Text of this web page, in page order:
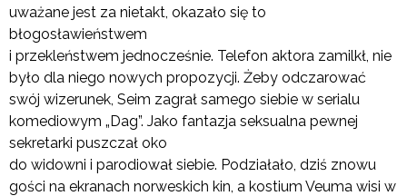
uważane jest za nietakt, okazało się to
błogosławieństwem
i przekleństwem jednocześnie. Telefon aktora zamilkł, nie
było dla niego nowych propozycji. Żeby odczarować
swój wizerunek, Seim zagrał samego siebie w serialu
komediowym „Dag”. Jako fantazja seksualna pewnej
sekretarki puszczał oko
do widowni i parodiował siebie. Podziałało, dziś znowu
gości na ekranach norweskich kin, a kostium Veuma wisi w